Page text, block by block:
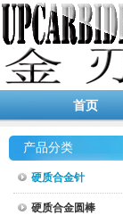
首页
产品分类
硬质合金针
硬质合金圆棒